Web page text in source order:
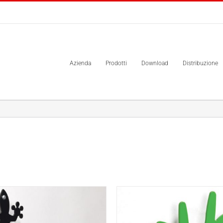
Azienda Prodotti Download Distribuzione